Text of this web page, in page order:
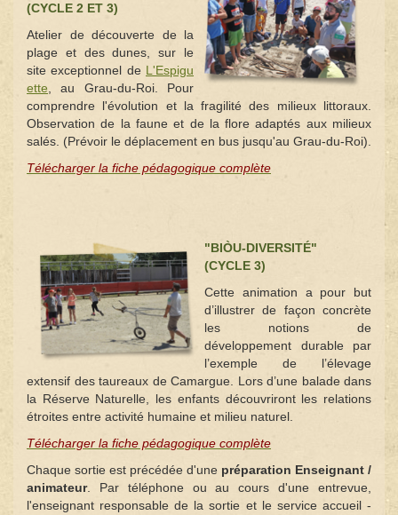
(CYCLE 2 ET 3)
Atelier de découverte de la
plage et des dunes, sur le
site exceptionnel de L'Espigu
ette, au Grau-du-Roi. Pour
comprendre l'évolution et la fragilité des milieux littoraux.
Observation de la faune et de la flore adaptés aux milieux
salés. (Prévoir le déplacement en bus jusqu'au Grau-du-Roi).
Télécharger la fiche pédagogique complète
"BIÒU-DIVERSITÉ"
(CYCLE 3)
Cette animation a pour but
d’illustrer de façon concrète
les notions de
développement durable par
l’exemple de l’élevage
extensif des taureaux de Camargue. Lors d’une balade dans
la Réserve Naturelle, les enfants découvriront les relations
étroites entre activité humaine et milieu naturel.
Télécharger la fiche pédagogique complète
Chaque sortie est précédée d'une préparation Enseignant /
animateur. Par téléphone ou au cours d'une entrevue,
l'enseignant responsable de la sortie et le service accueil -